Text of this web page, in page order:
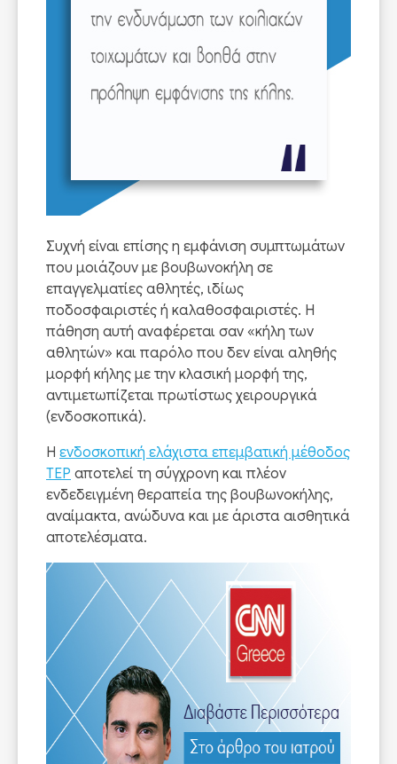
Συχνή είναι επίσης η εμφάνιση συμπτωμάτων
που μοιάζουν με βουβωνοκήλη σε
επαγγελματίες αθλητές, ιδίως
ποδοσφαιριστές ή καλαθοσφαιριστές. Η
πάθηση αυτή αναφέρεται σαν «κήλη των
αθλητών» και παρόλο που δεν είναι αληθής
μορφή κήλης με την κλασική μορφή της,
αντιμετωπίζεται πρωτίστως χειρουργικά
(ενδοσκοπικά).
Η ενδοσκοπική ελάχιστα επεμβατική μέθοδος
ΤΕΡ αποτελεί τη σύγχρονη και πλέον
ενδεδειγμένη θεραπεία της βουβωνοκήλης,
αναίμακτα, ανώδυνα και με άριστα αισθητικά
αποτελέσματα.